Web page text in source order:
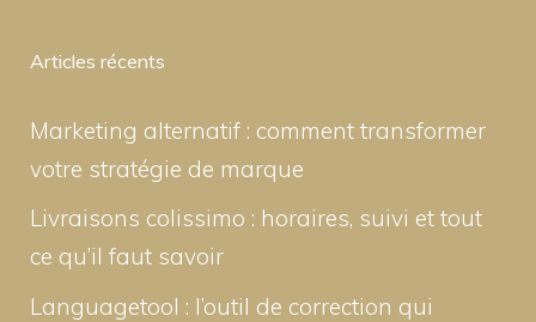
Articles récents
Marketing alternatif : comment transformer
votre stratégie de marque
Livraisons colissimo : horaires, suivi et tout
ce qu’il faut savoir
Languagetool : l’outil de correction qui